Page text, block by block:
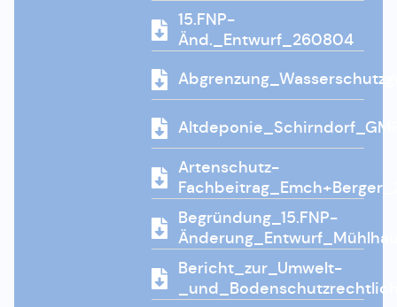
15.FNP-
Änd._Entwurf_260804
Artenschutz-
Begründung_15.FNP-
Bericht_zur_Umwelt-